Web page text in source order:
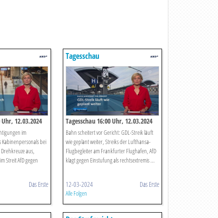
12.03.2024
im
bei
aus,
Streit AfD gegen
Das Erste
Tagesschau
Tagesschau 16:00 Uhr, 12.03.2024
Bahn scheitert vor Gericht: GDL-Streik läuft
wie geplant weiter, Streiks der Lufthansa-
Flugbegleiter am Frankfurter Flughafen, AfD
klagt gegen Einstufung als rechtsextremis ...
12-03-2024 Das Erste
Alle Folgen